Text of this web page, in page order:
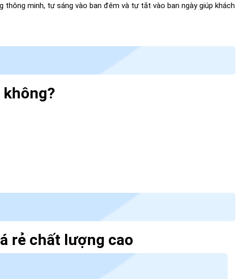
minh, tự sáng vào ban đêm và tự tắt vào ban ngày giúp khách
rẻ chất lượng cao